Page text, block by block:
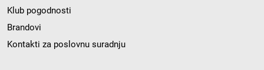
Klub pogodnosti
Brandovi
Kontakti za poslovnu suradnju